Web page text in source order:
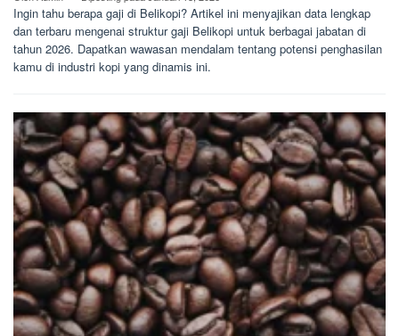
Ingin tahu berapa gaji di Belikopi? Artikel ini menyajikan data lengkap
dan terbaru mengenai struktur gaji Belikopi untuk berbagai jabatan di
tahun 2026. Dapatkan wawasan mendalam tentang potensi penghasilan
kamu di industri kopi yang dinamis ini.